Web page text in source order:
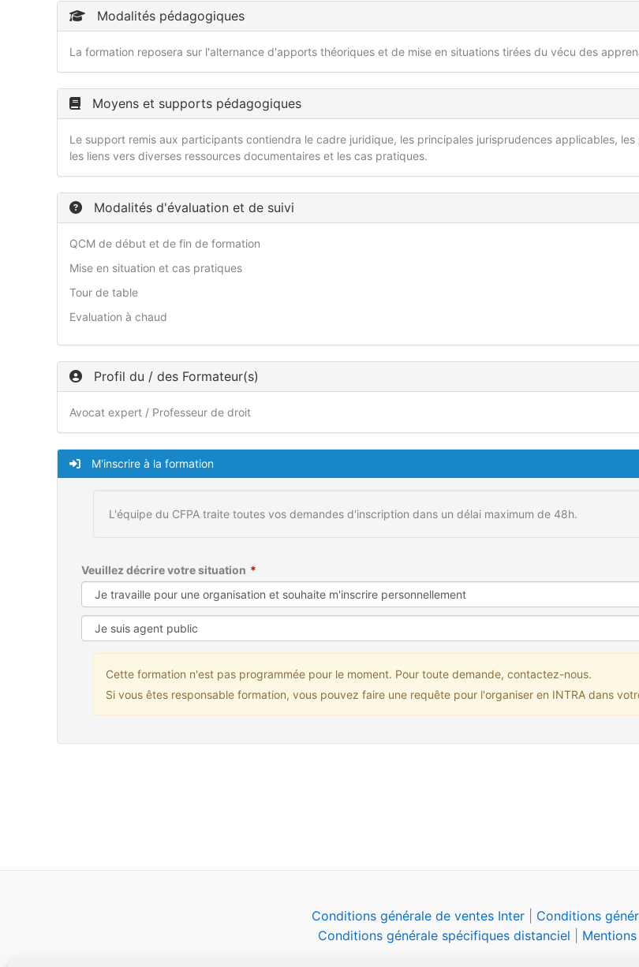
Modalités pédagogiques
La formation reposera sur l'alternance d'apports théoriques et de mise en situations tirées du vécu des
Moyens et supports pédagogiques
Le support remis aux participants contiendra le cadre juridique, les principales jurisprudences applicables,
les liens vers diverses ressources documentaires et les cas pratiques.
Modalités d'évaluation et de suivi
QCM de début et de fin de formation
Mise en situation et cas pratiques
Tour de table
Evaluation à chaud
Profil du / des Formateur(s)
Avocat expert / Professeur de droit
M'inscrire à la formation
L'équipe du CFPA traite toutes vos demandes d'inscription dans un délai maximum de 48h.
Veuillez décrire votre situation
Cette formation n'est pas programmée pour le moment. Pour toute demande, contactez-nous.
Si vous êtes responsable formation, vous pouvez faire une requête pour l'organiser en INTRA dans
Conditions générale de ventes Inter| Conditions
Conditions générale spécifiques distanciel